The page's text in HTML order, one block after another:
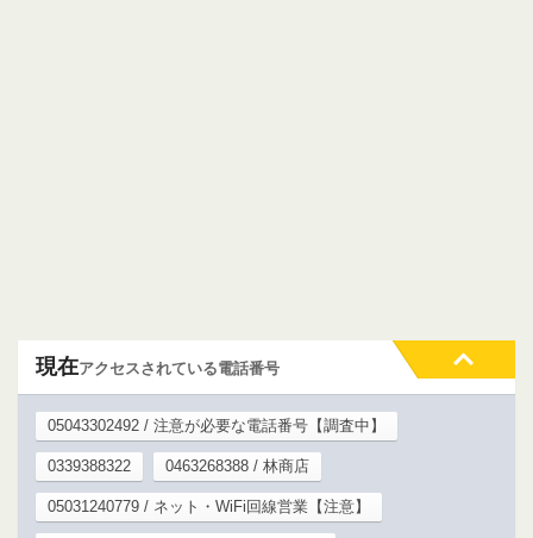
現在アクセスされている電話番号
05043302492 / 注意が必要な電話番号【調査中】
0339388322 0463268388 / 林商店
05031240779 / ネット・WiFi回線営業【注意】